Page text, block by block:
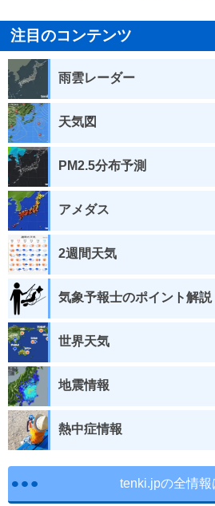
注目のコンテンツ
雨雲レーダー
天気図
PM2.5分布予測
アメダス
2週間天気
気象予報士のポイント解説
世界天気
地震情報
熱中症情報
tenki.jpの全情報